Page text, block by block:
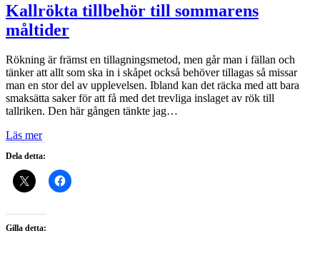
Kallrökta tillbehör till sommarens
måltider
Rökning är främst en tillagningsmetod, men går man i fällan och
tänker att allt som ska in i skåpet också behöver tillagas så missar
man en stor del av upplevelsen. Ibland kan det räcka med att bara
smaksätta saker för att få med det trevliga inslaget av rök till
tallriken. Den här gången tänkte jag…
Läs mer
Dela detta:
Gilla detta: